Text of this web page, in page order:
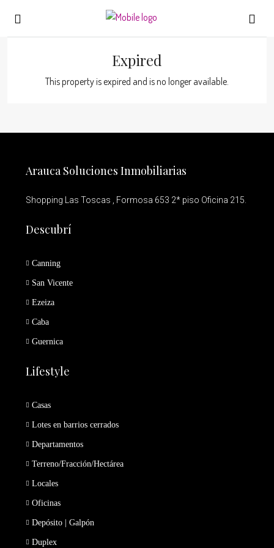
Expired
This property is expired and is no longer available.
Arauca Soluciones Inmobiliarias
Shopping Las Toscas , Formosa 653 2* piso Oficina 215.
Descubrí
Canning
San Vicente
Ezeiza
Caba
Guernica
Lifestyle
Casas
Lotes en barrios cerrados
Departamentos
Terreno/Fracción/Hectárea
Locales
Oficinas
Depósito | Galpón
Duplex